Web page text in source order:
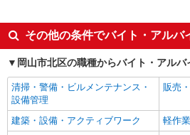
副業・WワークOK
交通
社会保険あり
産休
社員登用あり
その他の条件でバイト・アルバ
岡山市北区の職種からバイト・アル
清掃・警備・ビルメンテナンス・
設備管理
販売
建築・設備・アクティブワーク
軽作